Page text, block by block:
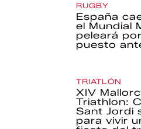
RUGBY
España
el Mundial
peleará
puesto
TRIATLÓN
XIV
Triathlon:
Sant Jordi
para vivir